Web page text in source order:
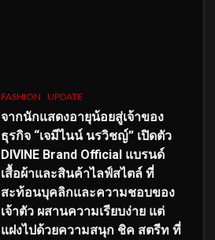
FASHION UPDATE
จากนักแสดงอายุน้อยสู่เจ้าของ
ธุรกิจ “เจมีไนน์ นรวิชญ์” เปิดตัว
DIVINE Brand Official แบรนด์
เสื้อผ้าและสินค้าไลฟ์สไตล์ ที่
สะท้อนบุคลิกและความชอบของ
เจ้าตัว ผสานความเรียบง่าย แต่
แฝงไปด้วยความสนุก ชิค สตรีท ที่